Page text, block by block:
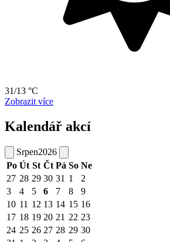
31/13 °C
Zobrazit více
Kalendář akcí
Srpen2026
Po Út St Čt Pá So Ne
27 28 29 30 31 1
2
3
4 5 6 7 8
9
10 11 12 13 14 15 16
17 18 19 20 21 22 23
24 25 26 27 28 29 30